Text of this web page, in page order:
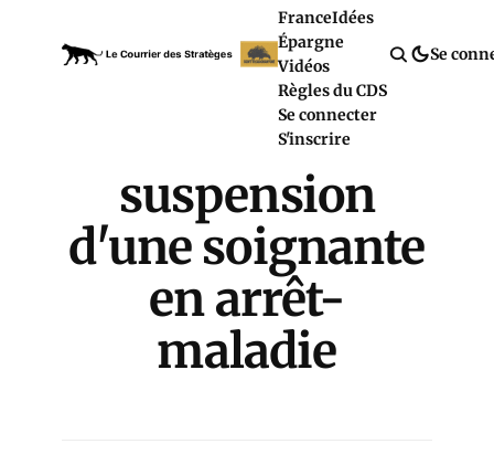
FranceIdées
Épargne
Vidéos
Règles du CDS
Se connecter
S'inscrire
Se
suspension
d'une soignante
en arrêt-
maladie